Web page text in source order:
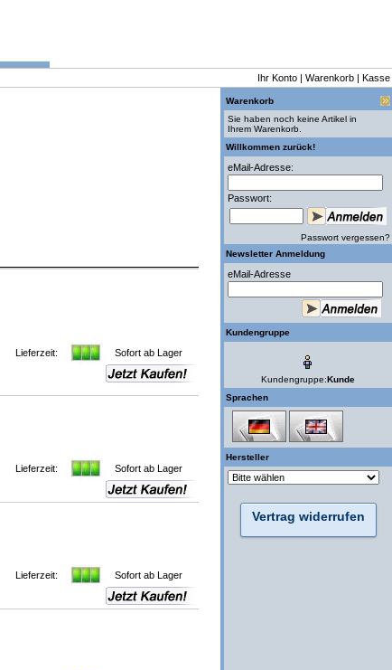
Ihr Konto | Warenkorb | Kasse
Lieferzeit:
Sofort ab Lager
Lieferzeit:
Sofort ab Lager
Lieferzeit:
Sofort ab Lager
Warenkorb
Sie haben noch keine Artikel in
Ihrem Warenkorb.
Willkommen zurück!
eMail-Adresse:
Passwort:
Passwort vergessen?
Newsletter Anmeldung
eMail-Adresse
Kundengruppe
Kundengruppe:Kunde
Sprachen
Hersteller
Vertrag widerrufen